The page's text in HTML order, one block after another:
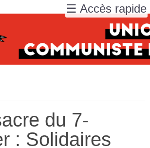
du 7-
: Solidaires
☰ Accès rapide